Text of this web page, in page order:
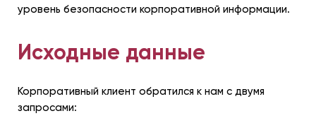
уровень безопасности корпоративной информации.
Исходные данные
Корпоративный клиент обратился к нам с двумя
запросами: